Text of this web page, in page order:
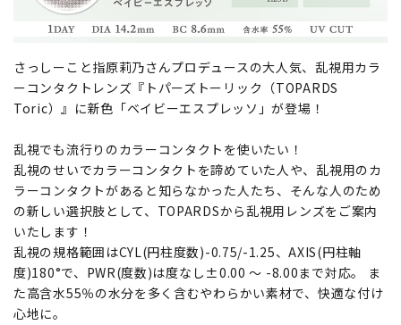
さっしーこと指原莉乃さんプロデュースの大人気、乱視用カラ
ーコンタクトレンズ『トパーズトーリック（TOPARDS
Toric）』に新色「ベイビーエスプレッソ」が登場！
乱視でも流行りのカラーコンタクトを使いたい！
乱視のせいでカラーコンタクトを諦めていた人や、乱視用のカ
ラーコンタクトがあると知らなかった人たち、そんな人のため
の新しい選択肢として、TOPARDSから乱視用レンズをご案内
いたします！
乱視の規格範囲はCYL(円柱度数)-0.75/-1.25、AXIS(円柱軸
度)180°で、PWR(度数)は度なし±0.00 ～ -8.00まで対応。 ま
た高含水55％の水分を多く含むやわらかい素材で、快適な付け
心地に。